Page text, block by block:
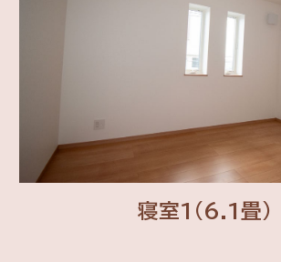
寝室1(6.1畳)